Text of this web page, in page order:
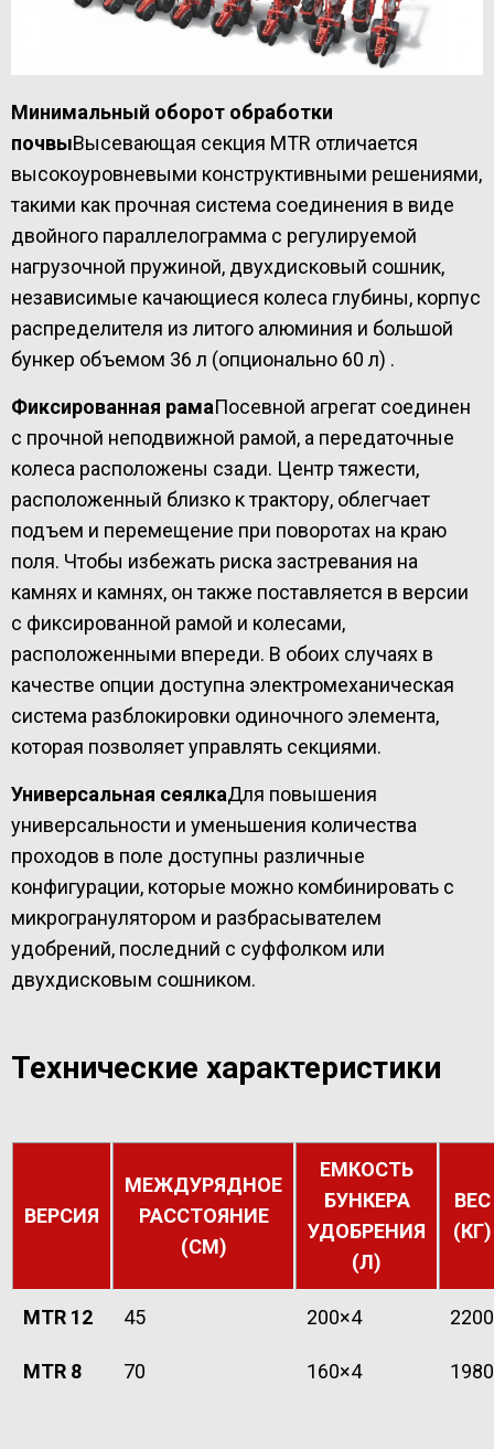
Минимальный оборот обработки
почвыВысевающая секция MTR отличается
высокоуровневыми конструктивными решениями,
такими как прочная система соединения в виде
двойного параллелограмма с регулируемой
нагрузочной пружиной, двухдисковый сошник,
независимые качающиеся колеса глубины, корпус
распределителя из литого алюминия и большой
бункер объемом 36 л (опционально 60 л) .
Фиксированная рамаПосевной агрегат соединен
с прочной неподвижной рамой, а передаточные
колеса расположены сзади. Центр тяжести,
расположенный близко к трактору, облегчает
подъем и перемещение при поворотах на краю
поля. Чтобы избежать риска застревания на
камнях и камнях, он также поставляется в версии
с фиксированной рамой и колесами,
расположенными впереди. В обоих случаях в
качестве опции доступна электромеханическая
система разблокировки одиночного элемента,
которая позволяет управлять секциями.
Универсальная сеялкаДля повышения
универсальности и уменьшения количества
проходов в поле доступны различные
конфигурации, которые можно комбинировать с
микрогранулятором и разбрасывателем
удобрений, последний с суффолком или
двухдисковым сошником.
Технические характеристики
ВЕРСИЯ
МЕЖДУРЯДНОЕ
РАССТОЯНИЕ
(СМ)
ЕМКОСТЬ
БУНКЕРА
УДОБРЕНИЯ
(Л)
ВЕС
(КГ)
MTR 12 45 200×4 2200
MTR 8 70 160×4 1980